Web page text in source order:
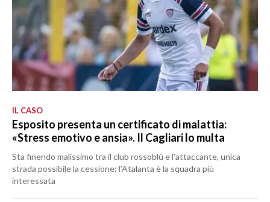
IL CASO
Esposito presenta un certificato di malattia:
«Stress emotivo e ansia». Il Cagliari lo multa
Sta finendo malissimo tra il club rossoblù e l’attaccante, unica
strada possibile la cessione: l’Atalanta è la squadra più
interessata